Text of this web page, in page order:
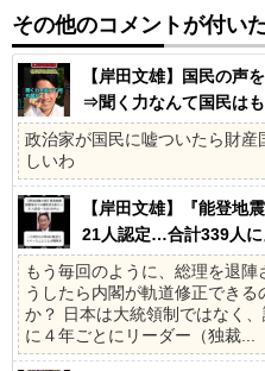
その他のコメントが付い
【岸田文雄】国民の声
⇒聞く力なんて国民は
政治家が国民に嘘ついたら財
しいわ
【岸田文雄】『能登地
21人認定…合計339人
もう毎回のように、総理を退
うしたら内閣が軌道修正でき
か？ 日本は大統領制ではなく
に４年ごとにリーダー（独裁...